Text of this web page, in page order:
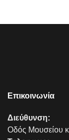
Επικοινωνία
Διεύθυνση:
Οδός Μουσείου